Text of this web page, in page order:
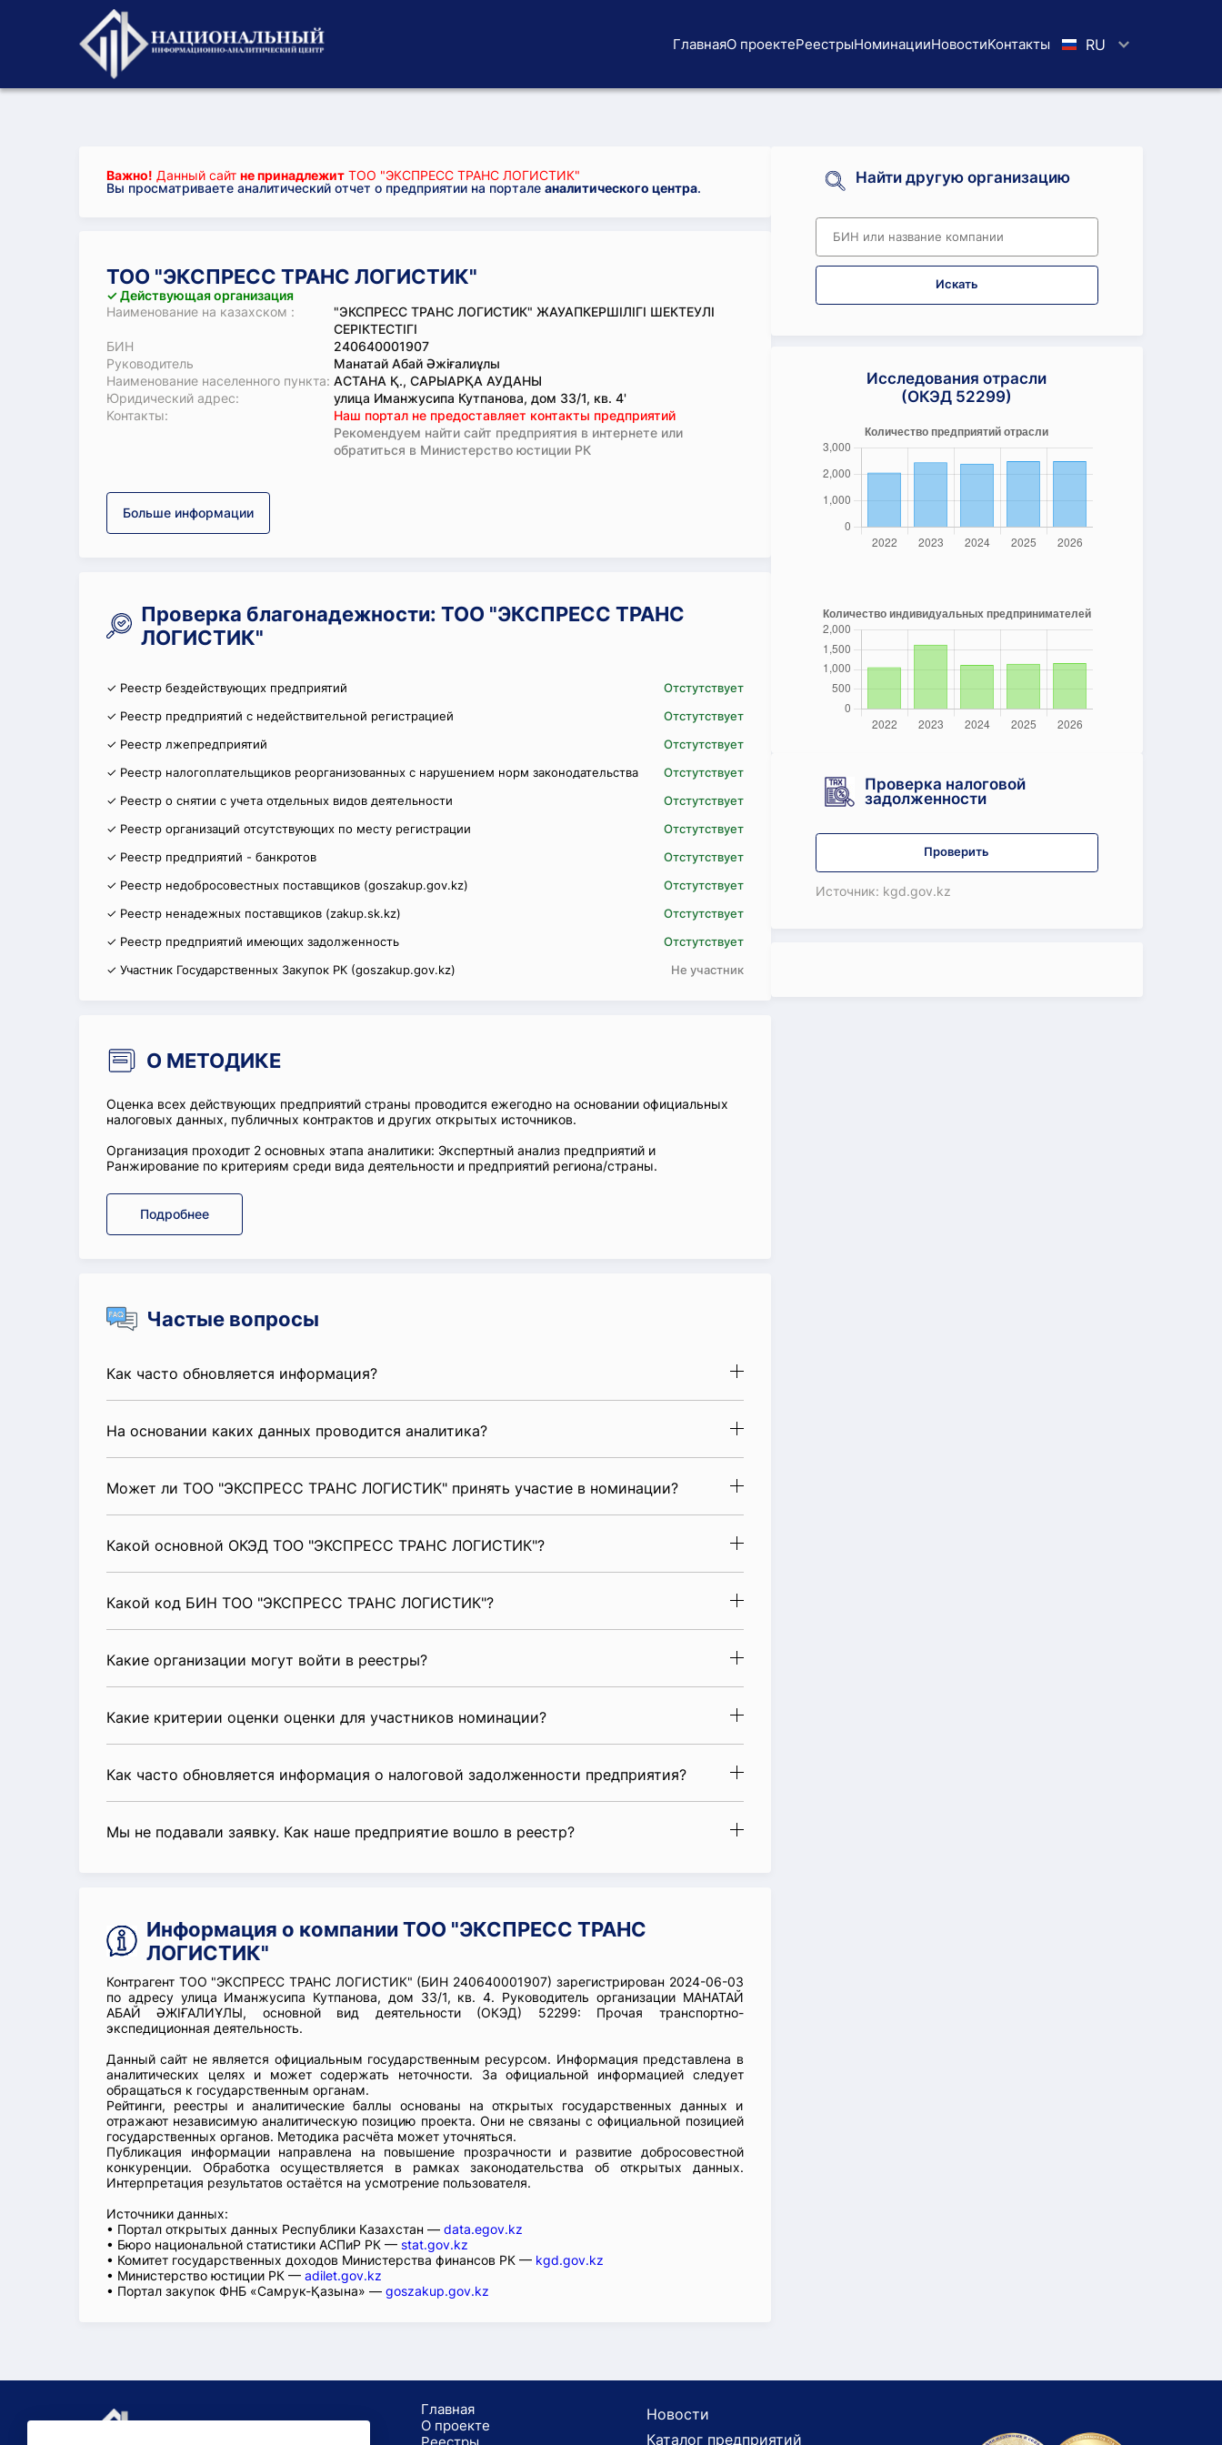
ГлавнаяО проектеРеестрыНоминацииНовостиKoнтaкты RU
Важно! Данный сайт не принадлежит ТОО "ЭКСПРЕСС ТРАНС ЛОГИСТИК"
Вы просматриваете аналитический отчет о предприятии на портале аналитического центра.
ТОО "ЭКСПРЕСС ТРАНС ЛОГИСТИК"
✓ Действующая организация
Наименование на казахском :
"ЭКСПРЕСС ТРАНС ЛОГИСТИК" ЖАУАПКЕРШІЛІГІ ШЕКТЕУЛІ
СЕРІКТЕСТІГІ
БИН
240640001907
Руководитель
Манатай Абай Әжіғалиұлы
Наименование населенного пункта: АСТАНА Қ., САРЫАРҚА АУДАНЫ
Юридический адрес:
улица Иманжусипа Кутпанова, дом 33/1, кв. 4'
Koнтaкты:
Наш портал не предоставляет контакты предприятий
Рекомендуем найти сайт предприятия в интернете или
обратиться в Министерство юстиции РК
Больше информации
Проверка благонадежности: ТОО "ЭКСПРЕСС ТРАНС
ЛОГИСТИК"
✓ Реестр бездействующих предприятий
Отстутствует
✓ Реестр предприятий с недействительной регистрацией
Отстутствует
✓ Реестр лжепредприятий
Отстутствует
✓ Реестр налогоплательщиков реорганизованных с нарушением норм законодательства
Отстутствует
✓ Реестр о снятии с учета отдельных видов деятельности
Отстутствует
✓ Реестр организаций отсутствующих по месту регистрации
Отстутствует
✓ Реестр предприятий - банкротов
Отстутствует
✓ Реестр недобросовестных поставщиков (goszakup.gov.kz)
Отстутствует
✓ Реестр ненадежных поставщиков (zakup.sk.kz)
Отстутствует
✓ Реестр предприятий имеющих задолженность
Отстутствует
✓ Участник Государственных Закупок РК (goszakup.gov.kz)
Не участник
О МЕТОДИКЕ
Оценка всех действующих предприятий страны проводится ежегодно на основании официальных
налоговых данных, публичных контрактов и других открытых источников.
Организация проходит 2 основных этапа аналитики: Экспертный анализ предприятий и
Ранжирование по критериям среди вида деятельности и предприятий региона/страны.
Подробнее
Частые вопросы
Как часто обновляется информация?
На основании каких данных проводится аналитика?
Может ли ТОО "ЭКСПРЕСС ТРАНС ЛОГИСТИК" принять участие в номинации?
Какой основной ОКЭД ТОО "ЭКСПРЕСС ТРАНС ЛОГИСТИК"?
Какой код БИН ТОО "ЭКСПРЕСС ТРАНС ЛОГИСТИК"?
Какие организации могут войти в реестры?
Какие критерии оценки оценки для участников номинации?
Как часто обновляется информация о налоговой задолженности предприятия?
Мы не подавали заявку. Как наше предприятие вошло в реестр?
Информация о компании ТОО "ЭКСПРЕСС ТРАНС
ЛОГИСТИК"
Контрагент ТОО "ЭКСПРЕСС ТРАНС ЛОГИСТИК" (БИН 240640001907) зарегистрирован 2024-06-03
по адресу улица Иманжусипа Кутпанова, дом 33/1, кв. 4. Руководитель организации МАНАТАЙ
АБАЙ ӘЖІҒАЛИҰЛЫ, основной вид деятельности (ОКЭД) 52299: Прочая транспортно-
экспедиционная деятельность.
Данный сайт не является официальным государственным ресурсом. Информация представлена в
аналитических целях и может содержать неточности. За официальной информацией следует
обращаться к государственным органам.
Рейтинги, реестры и аналитические баллы основаны на открытых государственных данных и
отражают независимую аналитическую позицию проекта. Они не связаны с официальной позицией
государственных органов. Методика расчёта может уточняться.
Публикация информации направлена на повышение прозрачности и развитие добросовестной
конкуренции. Обработка осуществляется в рамках законодательства об открытых данных.
Интерпретация результатов остаётся на усмотрение пользователя.
Источники данных:
• Портал открытых данных Республики Казахстан — data.egov.kz
• Бюро национальной статистики АСПиР РК — stat.gov.kz
• Комитет государственных доходов Министерства финансов РК — kgd.gov.kz
• Министерство юстиции РК — adilet.gov.kz
• Портал закупок ФНБ «Самрук-Қазына» — goszakup.gov.kz
Найти другую организацию
Искать
Исследования отрасли
(ОКЭД 52299)
Проверка налоговой
задолженности
Проверить
Источник: kgd.gov.kz
Главная
О проекте
Новости
Каталог предприятий